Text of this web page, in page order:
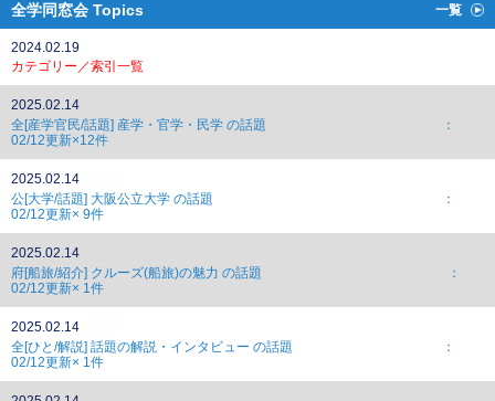
全学同窓会 Topics 一覧
2024.02.19
カテゴリー／索引一覧
2025.02.14
全[産学官民/話題] 産学・官学・民学 の話題 ：
02/12更新×12件
2025.02.14
公[大学/話題] 大阪公立大学 の話題 ：
02/12更新× 9件
2025.02.14
府[船旅/紹介] クルーズ(船旅)の魅力 の話題 ：
02/12更新× 1件
2025.02.14
全[ひと/解説] 話題の解説・インタビュー の話題 ：
02/12更新× 1件